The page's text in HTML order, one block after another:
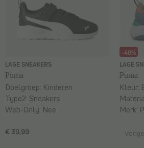
LAGE SNEAKERS
Puma
€ 39,99
Doelgroep: Kinderen
Type2: Sneakers
Web-Only: Nee
-40%
LAGE
Puma
Kleur:
Merk: